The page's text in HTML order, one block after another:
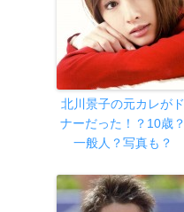
北川景子の元カレがド
ナーだった！？10歳？
一般人？写真も？